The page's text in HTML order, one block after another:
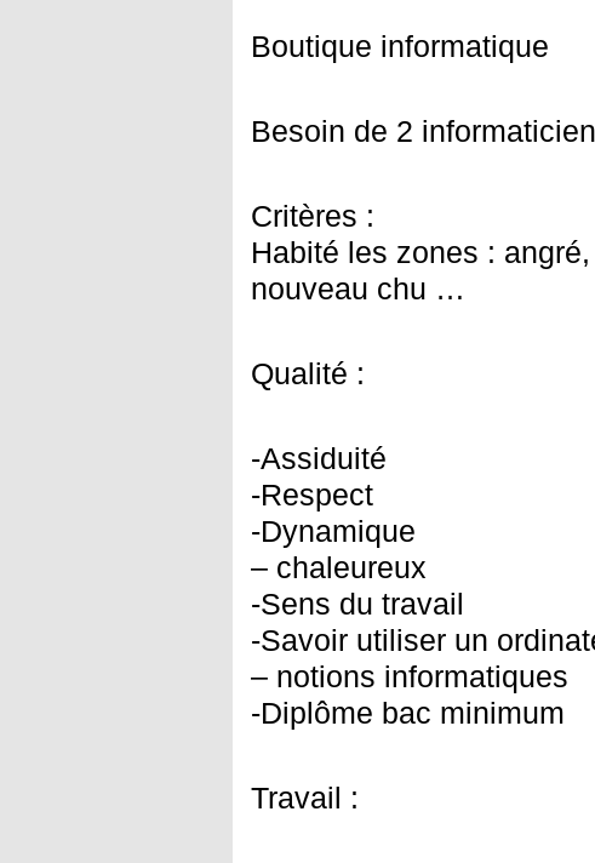
Boutique informatique
Besoin de 2
Critères :
Habité les zones :
nouveau chu …
Qualité :
-Assiduité
-Respect
-Dynamique
– chaleureux
-Sens du travail
-Savoir utiliser un
– notions informatiques
-Diplôme bac minimum
Travail :